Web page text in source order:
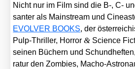
Nicht nur im Film sind die B‑, C-
san­ter als Main­stream und
EVOLVER BOOKS, der
Pulp-Thril­ler, Hor­ror& Sci­ence
sei­nen Büchern und
ra­tur den Zom­bies, Macho-